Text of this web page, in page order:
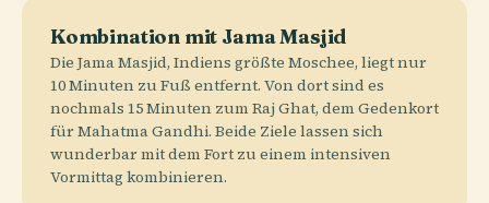
Kombination mit Jama Masjid
Die Jama Masjid, Indiens größte Moschee, liegt nur
10 Minuten zu Fuß entfernt. Von dort sind es
nochmals 15 Minuten zum Raj Ghat, dem Gedenkort
für Mahatma Gandhi. Beide Ziele lassen sich
wunderbar mit dem Fort zu einem intensiven
Vormittag kombinieren.